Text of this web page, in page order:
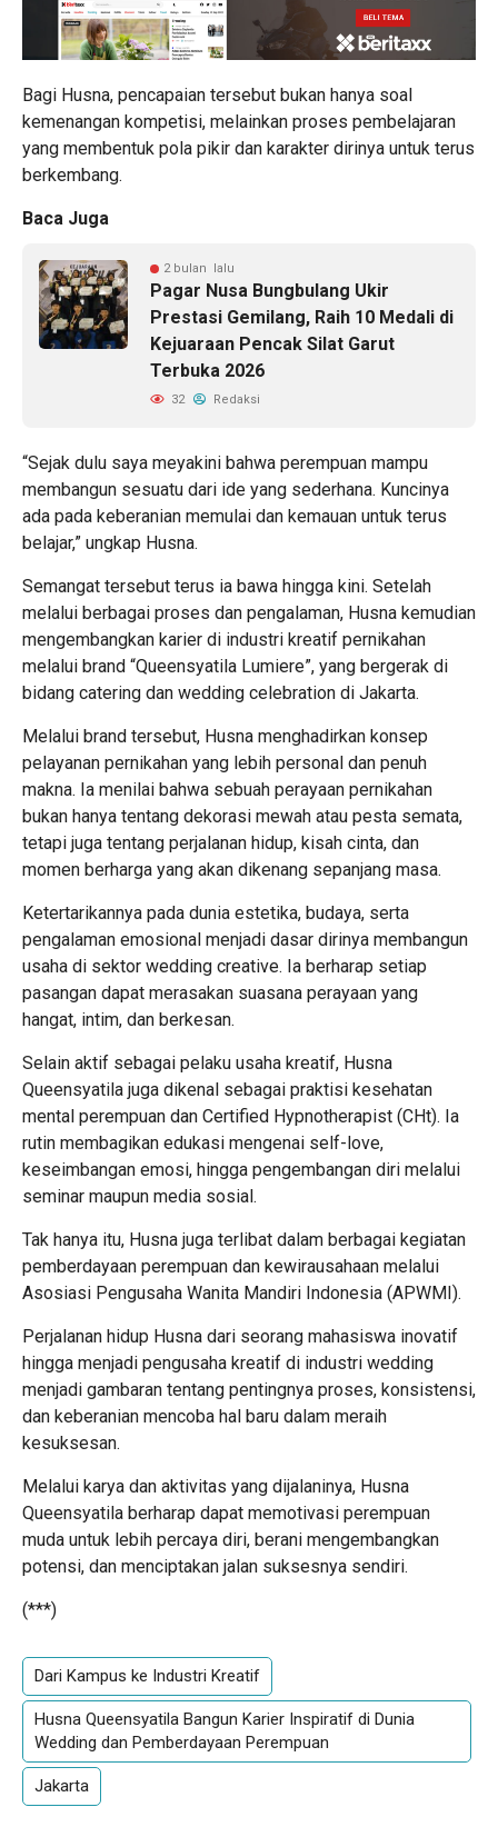
Bagi Husna, pencapaian tersebut bukan hanya soal
kemenangan kompetisi, melainkan proses pembelajaran
yang membentuk pola pikir dan karakter dirinya untuk terus
berkembang.
Baca Juga
2 bulan lalu
Pagar Nusa Bungbulang Ukir
Prestasi Gemilang, Raih 10 Medali di
Kejuaraan Pencak Silat Garut
Terbuka 2026
32 Redaksi
“Sejak dulu saya meyakini bahwa perempuan mampu
membangun sesuatu dari ide yang sederhana. Kuncinya
ada pada keberanian memulai dan kemauan untuk terus
belajar,” ungkap Husna.
Semangat tersebut terus ia bawa hingga kini. Setelah
melalui berbagai proses dan pengalaman, Husna kemudian
mengembangkan karier di industri kreatif pernikahan
melalui brand “Queensyatila Lumiere”, yang bergerak di
bidang catering dan wedding celebration di Jakarta.
Melalui brand tersebut, Husna menghadirkan konsep
pelayanan pernikahan yang lebih personal dan penuh
makna. Ia menilai bahwa sebuah perayaan pernikahan
bukan hanya tentang dekorasi mewah atau pesta semata,
tetapi juga tentang perjalanan hidup, kisah cinta, dan
momen berharga yang akan dikenang sepanjang masa.
Ketertarikannya pada dunia estetika, budaya, serta
pengalaman emosional menjadi dasar dirinya membangun
usaha di sektor wedding creative. Ia berharap setiap
pasangan dapat merasakan suasana perayaan yang
hangat, intim, dan berkesan.
Selain aktif sebagai pelaku usaha kreatif, Husna
Queensyatila juga dikenal sebagai praktisi kesehatan
mental perempuan dan Certified Hypnotherapist (CHt). Ia
rutin membagikan edukasi mengenai self-love,
keseimbangan emosi, hingga pengembangan diri melalui
seminar maupun media sosial.
Tak hanya itu, Husna juga terlibat dalam berbagai kegiatan
pemberdayaan perempuan dan kewirausahaan melalui
Asosiasi Pengusaha Wanita Mandiri Indonesia (APWMI).
Perjalanan hidup Husna dari seorang mahasiswa inovatif
hingga menjadi pengusaha kreatif di industri wedding
menjadi gambaran tentang pentingnya proses, konsistensi,
dan keberanian mencoba hal baru dalam meraih
kesuksesan.
Melalui karya dan aktivitas yang dijalaninya, Husna
Queensyatila berharap dapat memotivasi perempuan
muda untuk lebih percaya diri, berani mengembangkan
potensi, dan menciptakan jalan suksesnya sendiri.
(***)
Dari Kampus ke Industri Kreatif
Husna Queensyatila Bangun Karier Inspiratif di Dunia
Wedding dan Pemberdayaan Perempuan
Jakarta